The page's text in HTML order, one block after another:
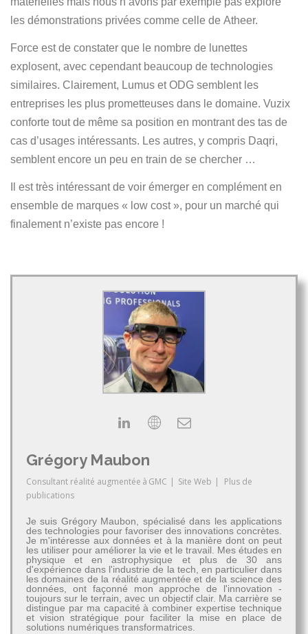
les démonstrations privées comme celle de Atheer.
Force est de constater que le nombre de lunettes
explosent, avec cependant beaucoup de technologies
similaires. Clairement, Lumus et ODG semblent les
entreprises les plus prometteuses dans le domaine. Vuzix
conforte tout de même sa position en montrant des tas de
cas d’usages intéressants. Les autres, y compris Daqri,
semblent encore un peu en train de se chercher …
Il est très intéressant de voir émerger en complément en
ensemble de marques « low cost », pour un marché qui
finalement n’existe pas encore !
Grégory Maubon
Consultant réalité augmentée à GMC | Site Web |
Plus de
publications
Je suis Grégory Maubon, spécialisé dans les applications
des technologies pour favoriser des innovations concrètes.
Je m'intéresse aux données et à la manière dont on peut
les utiliser pour améliorer la vie et le travail. Mes études en
physique et en astrophysique et plus de 30 ans
d'expérience dans l'industrie de la tech, en particulier dans
les domaines de la réalité augmentée et de la science des
données, ont façonné mon approche de l'innovation -
toujours sur le terrain, avec un objectif clair. Ma carrière se
distingue par ma capacité à combiner expertise technique
et vision stratégique pour faciliter la mise en place de
solutions numériques transformatrices.